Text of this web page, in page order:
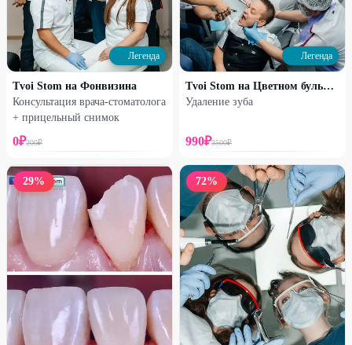
Легенда
Tvoi Stom на Фонвизина
Консультация врача-стоматолога
+ прицельный снимок
0₽200₽
Легенда
Tvoi Stom на Цветном бульваре
Удаление зуба
990₽3500₽
29% 72%